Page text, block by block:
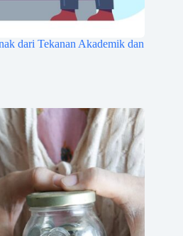
dari Tekanan Akademik dan